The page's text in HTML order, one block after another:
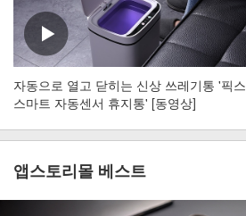
자동으로 열고 닫히는 신상 쓰레기통 '픽스
스마트 자동센서 휴지통' [동영상]
앱스토리몰 베스트